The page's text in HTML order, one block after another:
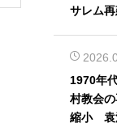
サレム
1970年
村教会
縮小 袁